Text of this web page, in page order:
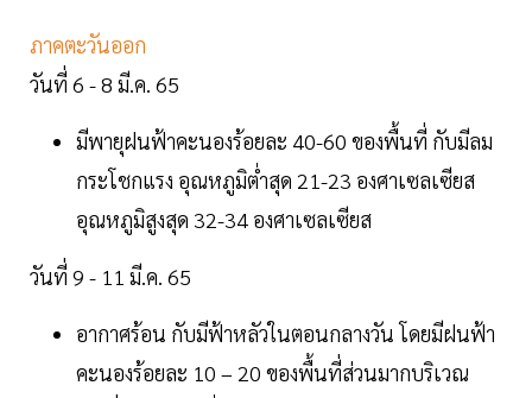
ภาคตะวันออก
วันที่ 6 - 8 มี.ค. 65
มีพายุฝนฟ้าคะนองร้อยละ 40-60 ของพื้นที่ กับมีลม
กระโชกแรง อุณหภูมิต่ำสุด 21-23 องศาเซลเซียส
อุณหภูมิสูงสุด 32-34 องศาเซลเซียส
วันที่ 9 - 11 มี.ค. 65
อากาศร้อน กับมีฟ้าหลัวในตอนกลางวัน โดยมีฝนฟ้า
คะนองร้อยละ 10 – 20 ของพื้นที่ส่วนมากบริเวณ